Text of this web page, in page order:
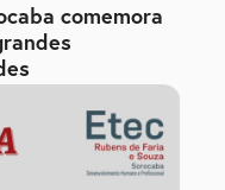
comemora